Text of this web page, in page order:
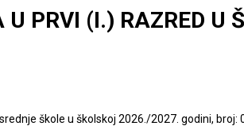
PRVI (I.) RAZRED U
škole u školskoj 2026./2027. godini,